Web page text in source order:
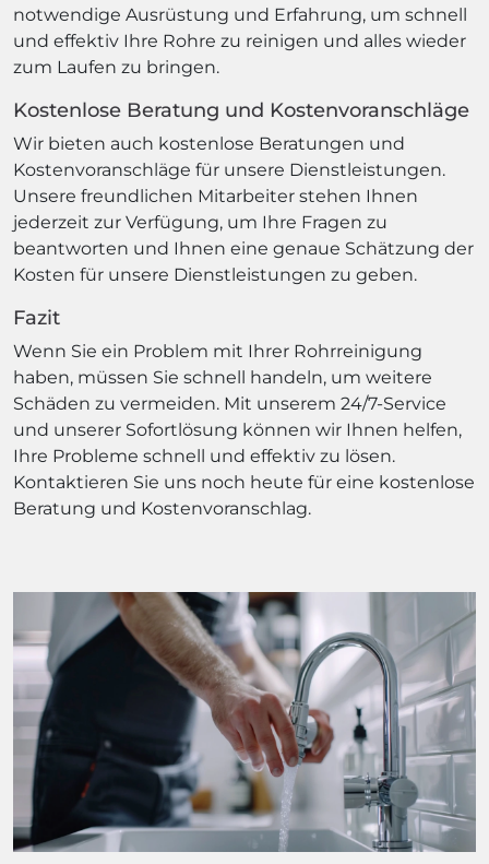
notwendige Ausrüstung und Erfahrung, um schnell
und effektiv Ihre Rohre zu reinigen und alles wieder
zum Laufen zu bringen.
Kostenlose Beratung und Kostenvoranschläge
Wir bieten auch kostenlose Beratungen und
Kostenvoranschläge für unsere Dienstleistungen.
Unsere freundlichen Mitarbeiter stehen Ihnen
jederzeit zur Verfügung, um Ihre Fragen zu
beantworten und Ihnen eine genaue Schätzung der
Kosten für unsere Dienstleistungen zu geben.
Fazit
Wenn Sie ein Problem mit Ihrer Rohrreinigung
haben, müssen Sie schnell handeln, um weitere
Schäden zu vermeiden. Mit unserem 24/7-Service
und unserer Sofortlösung können wir Ihnen helfen,
Ihre Probleme schnell und effektiv zu lösen.
Kontaktieren Sie uns noch heute für eine kostenlose
Beratung und Kostenvoranschlag.